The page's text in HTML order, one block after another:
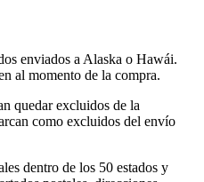
enviados a Alaska o Hawái.
al momento de la compra.
quedar excluidos de la
como excluidos del envío
dentro de los 50 estados y